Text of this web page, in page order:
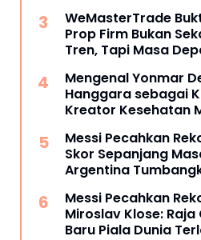
WeMasterTrade
Prop Firm Bukan
Tren, Tapi Masa
Mengenal Yonmar
Hanggara sebagai
Kreator Kesehatan
Messi Pecahkan
Skor Sepanjang
Argentina
2026
Messi Pecahkan
Miroslav Klose: Raja
Baru Piala Dunia